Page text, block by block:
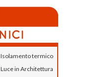
Isolamento termico
Luce in Architettura